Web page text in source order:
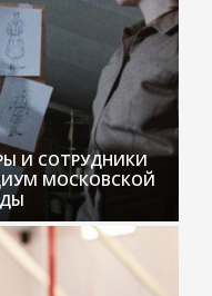
И СОТРУДНИКИ
МОСКОВСКОЙ